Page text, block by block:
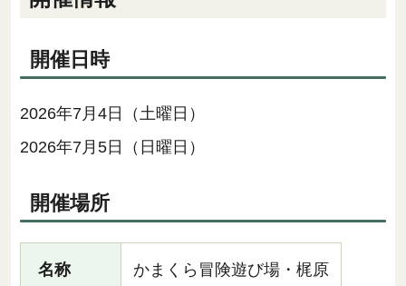
開催日時
2026年7月4日（土曜日）
2026年7月5日（日曜日）
開催場所
名称 かまくら冒険遊び場・梶原